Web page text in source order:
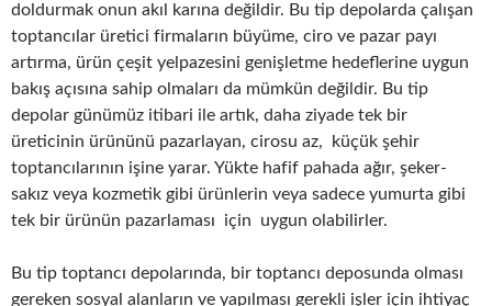
doldurmak onun akıl karına değildir. Bu tip depolarda çalışan
toptancılar üretici firmaların büyüme, ciro ve pazar payı
artırma, ürün çeşit yelpazesini genişletme hedeflerine uygun
bakış açısına sahip olmaları da mümkün değildir. Bu tip
depolar günümüz itibari ile artık, daha ziyade tek bir
üreticinin ürününü pazarlayan, cirosu az, küçük şehir
toptancılarının işine yarar. Yükte hafif pahada ağır, şeker-
sakız veya kozmetik gibi ürünlerin veya sadece yumurta gibi
tek bir ürünün pazarlaması için uygun olabilirler.
Bu tip toptancı depolarında, bir toptancı deposunda olması
gereken sosyal alanların ve yapılması gerekli işler için ihtiyaç